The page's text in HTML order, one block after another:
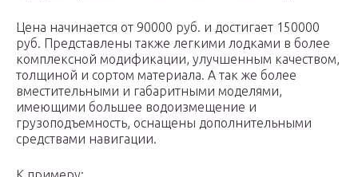
Цена начинается от 90000 руб. и достигает 150000
руб. Представлены также легкими лодками в более
комплексной модификации, улучшенным качеством,
толщиной и сортом материала. А так же более
вместительными и габаритными моделями,
имеющими большее водоизмещение и
грузоподъемность, оснащены дополнительными
средствами навигации.